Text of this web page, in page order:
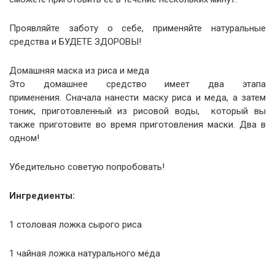
Проявляйте заботу о себе, применяйте натуральные
средства и БУДЕТЕ ЗДОРОВЫ!
Домашняя маска из риса и меда
Это домашнее средство имеет два этапа
применения. Сначала нанести маску риса и меда, а затем
тоник, приготовленный из рисовой воды, который вы
также приготовите во время приготовления маски. Два в
одном!
Убедительно советую попробовать!
Ингредиенты:
1 столовая ложка сырого риса
1 чайная ложка натурального мёда